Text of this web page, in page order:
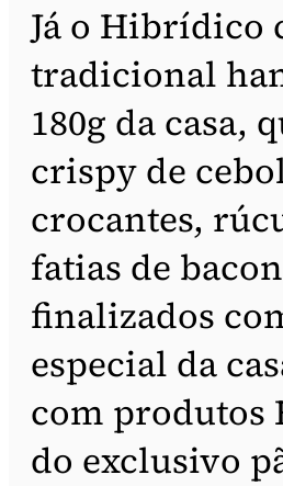
Já o Hibrídico
tradicional
180g da casa,
crispy de
crocantes,
fatias de
finalizados
especial da
com produtos
do exclusivo